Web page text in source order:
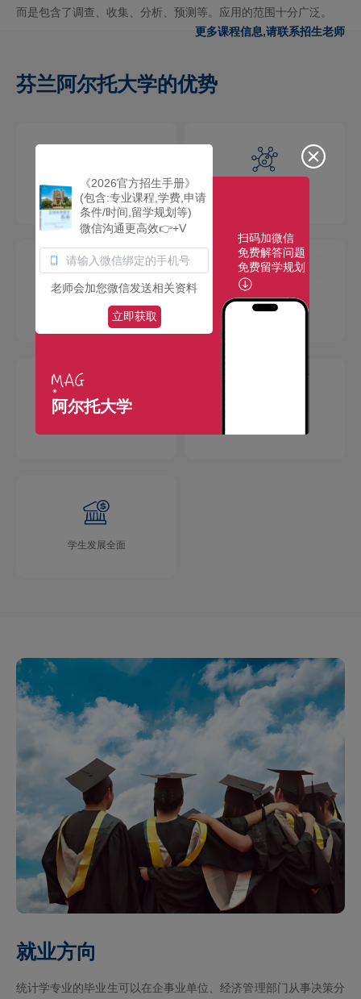
而是包含了调查、收集、分析、预测等。应用的范围十分广泛。
更多课程信息,请联系招生老师
芬兰阿尔托大学的优势
学术氛围浓厚
校园环境优美 社团活动多彩
学生发展全面
就业方向
统计学专业的毕业生可以在企事业单位、经济管理部门从事决策分
《2026官方招生手册》
(包含:专业课程,学费,申请
条件/时间,留学规划等)
微信沟通更高效👉+V
老师会加您微信发送相关资料
立即获取
阿尔托大学
扫码加微信
免费解答问题
免费留学规划